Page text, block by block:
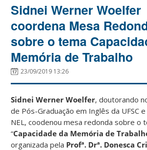
Sidnei Werner Woelfer
coordena Mesa
sobre o tema
Memória de Trabalho
23/09/2019 13:26
Sidnei Werner Woelfer, doutorando
de Pós-Graduação em Inglês da UFSC
NEL, coodenou mesa redonda sobre o
“Capacidade da Memória de
organizada pela Profª. Drª. Donesca